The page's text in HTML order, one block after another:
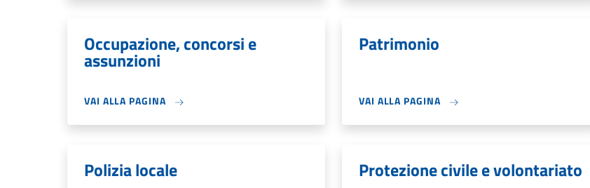
Occupazione, concorsi e
assunzioni
VAI ALLA PAGINA
Patrimonio
VAI ALLA PAGINA
Polizia locale Protezione civile e volontariato